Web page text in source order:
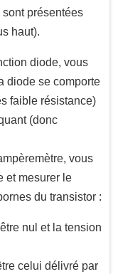
présentées
haut).
diode, vous
diode se comporte
faible résistance)
(donc
vous
et mesurer le
du transistor :
nul et la tension
celui délivré par